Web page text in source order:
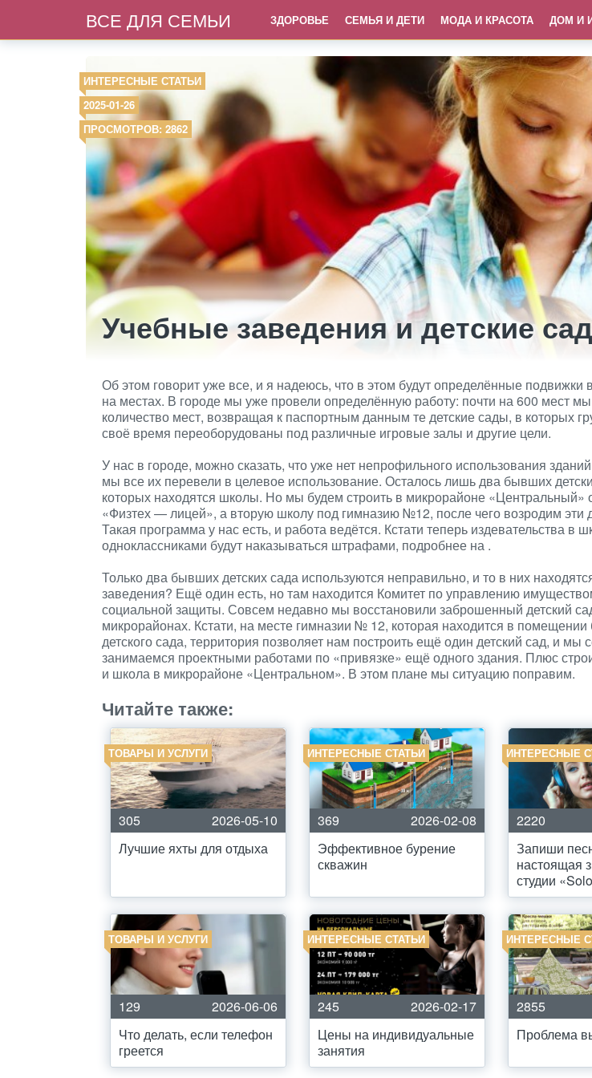
ВСЕ ДЛЯ СЕМЬИ ЗДОРОВЬЕ СЕМЬЯ И ДЕТИ МОДА И КРАСОТА ДОМ И
ИНТЕРЕСНЫЕ СТАТЬИ
2025-01-26
ПРОСМОТРОВ: 2862
Учебные заведения и детские
Об этом говорит уже все, и я надеюсь, что в этом будут определённые
на местах. В городе мы уже провели определённую работу: почти на 600 мест
количество мест, возвращая к паспортным данным те детские сады, в которых
своё время переоборудованы под различные игровые залы и другие цели.
У нас в городе, можно сказать, что уже нет непрофильного использования
мы все их перевели в целевое использование. Осталось лишь два бывших
которых находятся школы. Но мы будем строить в микрорайоне «Центральный»
«Физтех — лицей», а вторую школу под гимназию №12, после чего возродим эти
Такая программа у нас есть, и работа ведётся. Кстати теперь издевательства в
одноклассниками будут наказываться штрафами, подробнее на .
Только два бывших детских сада используются неправильно, и то в них
заведения? Ещё один есть, но там находится Комитет по управлению
социальной защиты. Совсем недавно мы восстановили заброшенный детский
микрорайонах. Кстати, на месте гимназии № 12, которая находится в
детского сада, территория позволяет нам построить ещё один детский сад, и мы
занимаемся проектными работами по «привязке» ещё одного здания. Плюс
и школа в микрорайоне «Центральном». В этом плане мы ситуацию поправим.
Читайте также:
ТОВАРЫ И УСЛУГИ
305
2026-05-10
Лучшие яхты для отдыха
ИНТЕРЕСНЫЕ СТАТЬИ
369
2026-02-08
Эффективное бурение
скважин
ИНТЕРЕСНЫЕ
2220
Запиши
настоящая
студии
ТОВАРЫ И УСЛУГИ
129
2026-06-06
Что делать, если телефон
греется
ИНТЕРЕСНЫЕ СТАТЬИ
245
2026-02-17
Цены на индивидуальные
занятия
ИНТЕРЕСНЫЕ
2855
Проблема